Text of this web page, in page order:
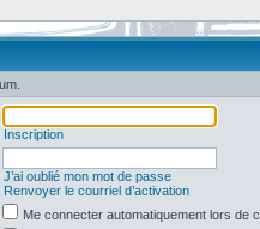
Inscription
J’ai oublié mon mot de passe
Renvoyer le courriel d’activation
Me connecter automatiquement lors de